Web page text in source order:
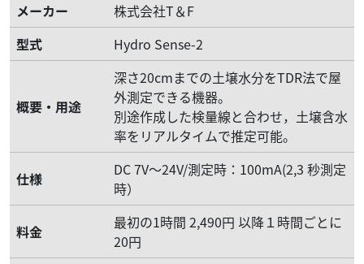
メーカー
株式会社T＆F
型式
Hydro Sense-2
概要・用途
深さ20cmまでの土壌水分をTDR法で屋
外測定できる機器。
別途作成した検量線と合わせ，土壌含水
率をリアルタイムで推定可能。
仕様
DC 7V～24V/測定時：100mA(2,3 秒測定
時）
料金
最初の1時間 2,490円 以降１時間ごとに
20円